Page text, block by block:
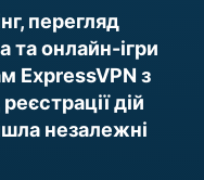
перегляд
та онлайн-ігри
ExpressVPN з
дій
незалежні